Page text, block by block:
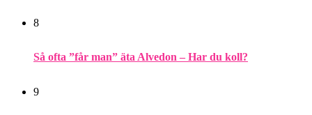
8
Så ofta ”får man” äta Alvedon – Har du koll?
9